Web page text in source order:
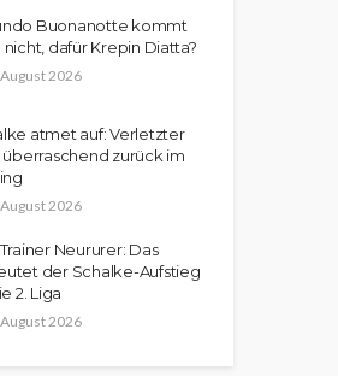
Buonanotte kommt
nicht, dafür Krepin Diatta?
2026
atmet auf: Verletzter
überraschend zurück im
2026
Neururer: Das
der Schalke-Aufstieg
2. Liga
2026